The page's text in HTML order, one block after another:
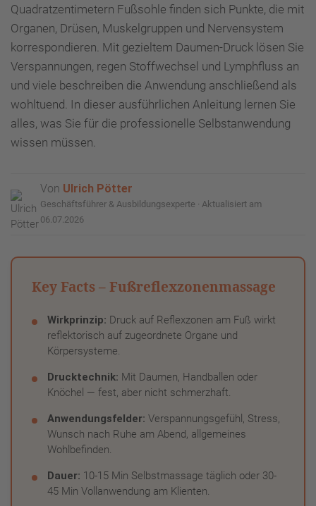
Quadratzentimetern Fußsohle finden sich Punkte, die mit
Organen, Drüsen, Muskelgruppen und Nervensystem
korrespondieren. Mit gezieltem Daumen-Druck lösen Sie
Verspannungen, regen Stoffwechsel und Lymphfluss an
und viele beschreiben die Anwendung anschließend als
wohltuend. In dieser ausführlichen Anleitung lernen Sie
alles, was Sie für die professionelle Selbstanwendung
wissen müssen.
Von Ulrich Pötter
Geschäftsführer & Ausbildungsexperte · Aktualisiert am
06.07.2026
Key Facts – Fußreflexzonenmassage
Wirkprinzip: Druck auf Reflexzonen am Fuß wirkt
reflektorisch auf zugeordnete Organe und
Körpersysteme.
Drucktechnik: Mit Daumen, Handballen oder
Knöchel — fest, aber nicht schmerzhaft.
Anwendungsfelder: Verspannungsgefühl, Stress,
Wunsch nach Ruhe am Abend, allgemeines
Wohlbefinden.
Dauer: 10-15 Min Selbstmassage täglich oder 30-
45 Min Vollanwendung am Klienten.